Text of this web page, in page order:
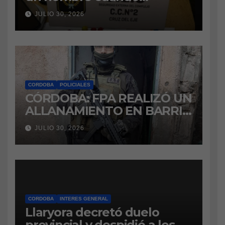
intentaba ingresar
marihuana a la cárcel
JULIO 30, 2026
CORDOBA POLICIALES
CÓRDOBA: FPA REALIZÓ UN
ALLANAMIENTO EN BARRIO
VILLA BOEDO
RELACIONADO CON UNA
CAUSA DE DROGAS EN LA
CÁRCEL DE BOUWER
JULIO 30, 2026
CORDOBA INTERES GENERAL
Llaryora decretó duelo